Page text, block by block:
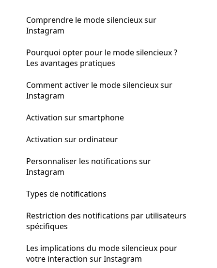
Comprendre le mode silencieux sur
Instagram
Pourquoi opter pour le mode silencieux ?
Les avantages pratiques
Comment activer le mode silencieux sur
Instagram
Activation sur smartphone
Activation sur ordinateur
Personnaliser les notifications sur
Instagram
Types de notifications
Restriction des notifications par utilisateurs
spécifiques
Les implications du mode silencieux pour
votre interaction sur Instagram